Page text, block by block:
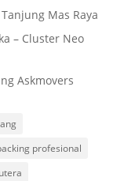
Mas Raya
– Cluster Neo
Askmovers
profesional